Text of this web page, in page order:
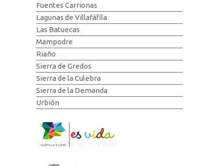
Fuentes Carrionas
Lagunas de Villafáfila
Las Batuecas
Mampodre
Riaño
Sierra de Gredos
Sierra de la Culebra
Sierra de la Demanda
Urbión